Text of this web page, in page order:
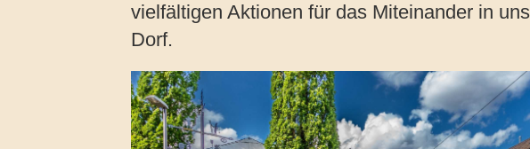
vielfältigen Aktionen für das Miteinander in
Dorf.